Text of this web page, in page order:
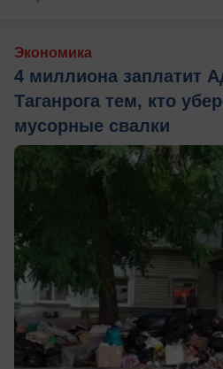
Экономика
4 миллиона заплатит
Таганрога тем, кто
мусорные свалки